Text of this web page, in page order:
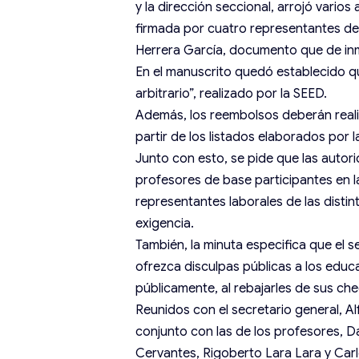
y la dirección seccional, arrojó
firmada por cuatro representantes
Herrera García, documento que de
En el manuscrito quedó establecido
arbitrario”, realizado por la SEED.
Además, los reembolsos deberán
partir de los listados elaborados por
Junto con esto, se pide que las
profesores de base participantes en
representantes laborales de las
exigencia.
También, la minuta especifica que el
ofrezca disculpas públicas a los
públicamente, al rebajarles de sus
Reunidos con el secretario general,
conjunto con las de los profesores,
Cervantes, Rigoberto Lara Lara y